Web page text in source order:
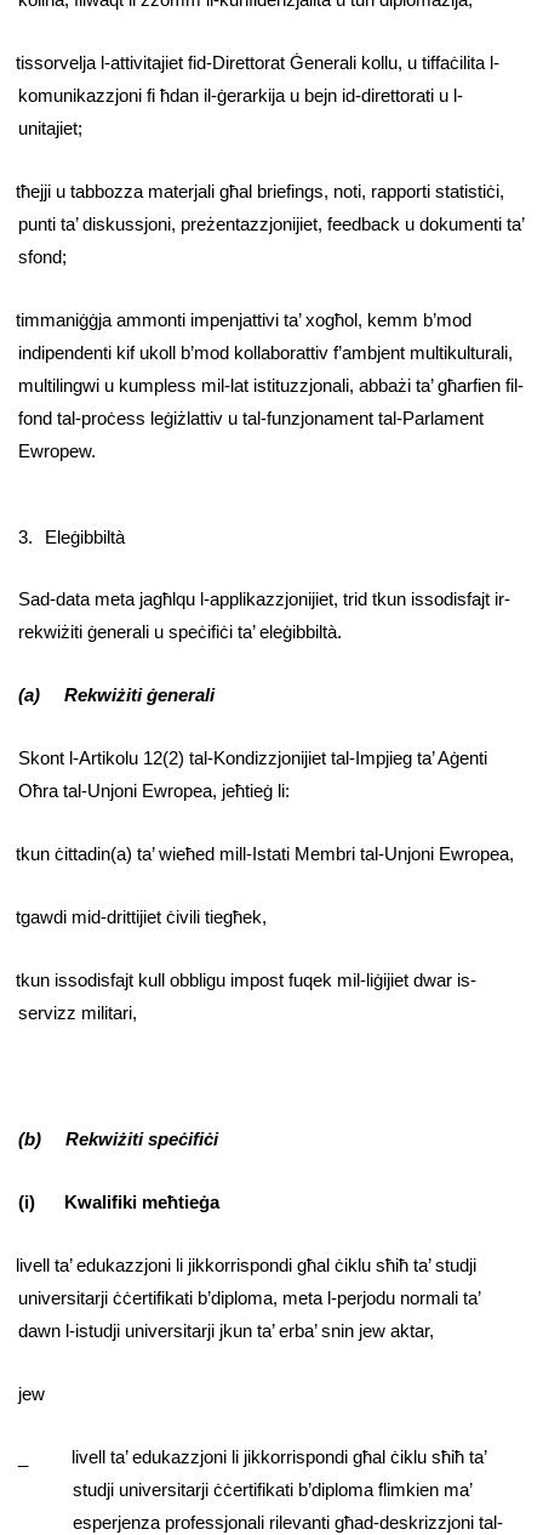
tissorvelja l-attivitajiet fid-Direttorat Ġenerali kollu, u tiffaċilita l-
komunikazzjoni fi ħdan il-ġerarkija u bejn id-direttorati u l-
unitajiet;
tħejji u tabbozza materjali għal briefings, noti, rapporti statistiċi,
punti ta’ diskussjoni, preżentazzjonijiet, feedback u dokumenti ta’
sfond;
timmaniġġja ammonti impenjattivi ta’ xogħol, kemm b’mod
indipendenti kif ukoll b’mod kollaborattiv f’ambjent multikulturali,
multilingwi u kumpless mil-lat istituzzjonali, abbażi ta’ għarfien fil-
fond tal-proċess leġiżlattiv u tal-funzjonament tal-Parlament
Ewropew.
3. Eleġibbiltà
Sad-data meta jagħlqu l-applikazzjonijiet, trid tkun issodisfajt ir-
rekwiżiti ġenerali u speċifiċi ta’ eleġibbiltà.
(a) Rekwiżiti ġenerali
Skont l-Artikolu 12(2) tal-Kondizzjonijiet tal-Impjieg ta’ Aġenti
Oħra tal-Unjoni Ewropea, jeħtieġ li:
tkun ċittadin(a) ta’ wieħed mill-Istati Membri tal-Unjoni Ewropea,
tgawdi mid-drittijiet ċivili tiegħek,
tkun issodisfajt kull obbligu impost fuqek mil-liġijiet dwar is-
servizz militari,
(b) Rekwiżiti speċifiċi
(i) Kwalifiki meħtieġa
livell ta’ edukazzjoni li jikkorrispondi għal ċiklu sħiħ ta’ studji
universitarji ċċertifikati b’diploma, meta l-perjodu normali ta’
dawn l-istudji universitarji jkun ta’ erba’ snin jew aktar,
jew
_ livell ta’ edukazzjoni li jikkorrispondi għal ċiklu sħiħ ta’
studji universitarji ċċertifikati b’diploma flimkien ma’
esperjenza professjonali rilevanti għad-deskrizzjoni tal-